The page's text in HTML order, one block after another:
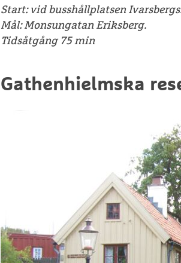
Start: vid busshållplatsen
Mål: Monsungatan Eriksberg.
Tidsåtgång 75 min
Gathenhielmska